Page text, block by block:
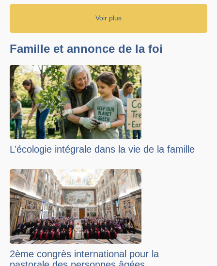
Voir plus
Famille et annonce de la foi
L’écologie intégrale dans la vie de la famille
2ème congrès international pour la